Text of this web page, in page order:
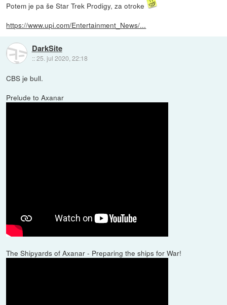
Potem je pa še Star Trek Prodigy, za otroke
https://www.upi.com/Entertainment_News/...
DarkSite
::25. jul 2020, 22:18
CBS je bull.
Prelude to Axanar
The Shipyards of Axanar - Preparing the ships for War!